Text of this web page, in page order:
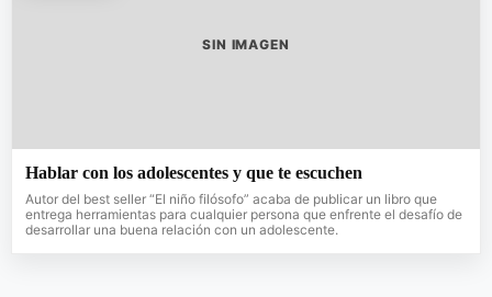
SIN IMAGEN
Hablar con los adolescentes y que te escuchen
Autor del best seller “El niño filósofo” acaba de publicar un libro que
entrega herramientas para cualquier persona que enfrente el desafío de
desarrollar una buena relación con un adolescente.